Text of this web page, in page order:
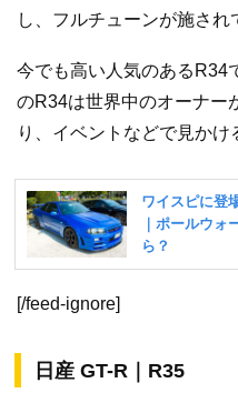
し、フルチューンが施され
今でも高い人気のあるR34
のR34は世界中のオーナー
り、イベントなどで見かけ
[/feed-ignore]
日産 GT-R｜R35